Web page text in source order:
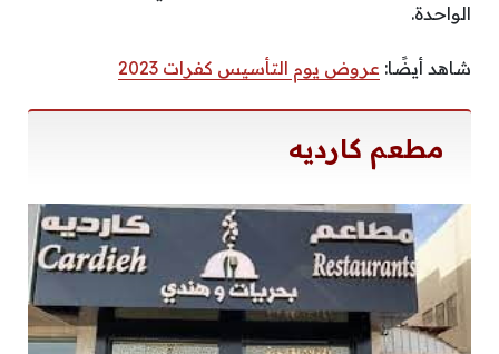
الواحدة.
شاهد أيضًا: عروض يوم التأسيس كفرات 2023
مطعم كارديه